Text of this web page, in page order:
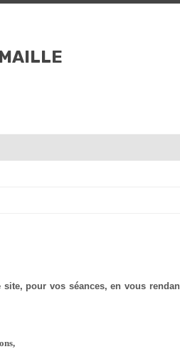
pour vos séances, en vous